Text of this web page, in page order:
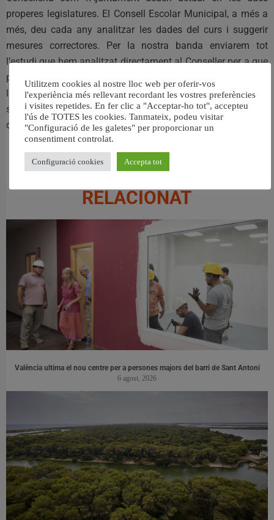
properes legislatures. El Consell Escolar Municipal, a més a
més, deu cada any analitzar les dades del curs i suggerir
mesures correctores. Per la nostra banda enviarem tot
l’estudi que hem analitzat directament al Conseller per a que
pose en marxa mesures correctores per al curs vinent, ja que
la situació no es pot sostenir: els diners públics no poden
servir per finançar la segregació escolar. Tots els centres
d’Algemesí que vulguen rebre’ls han de ser inclusius.
RELACIONAT
València ultima el nou centre per a persones majors del barri de Sant Antoni
6 agost, 2026
Utilitzem cookies al nostre lloc web per oferir-vos
l'experiència més rellevant recordant les vostres preferències
i visites repetides. En fer clic a "Acceptar-ho tot", accepteu
l'ús de TOTES les cookies. Tanmateix, podeu visitar
"Configuració de les galetes" per proporcionar un
consentiment controlat.
Configuració cookies Accepta tot